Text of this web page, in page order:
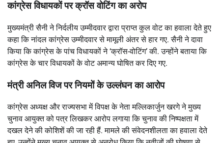
कांग्रेस विधायकों पर क्रॉस वोटिंग का अरोप
मुख्यमंत्री सैनी ने निर्दलीय उम्मीदवार द्वारा प्राप्त कुल वोट का हवाला देते हुए
कहा कि नांदल कांग्रेस उम्मीदवार से मामूली अंतर से हार गए. सैनी ने दावा
किया कि कांग्रेस के पांच विधायकों ने ‘क्रॉस-वोटिंग’ की. उन्होंने बताया कि
कांग्रेस के चार विधायकों के वोट अमान्य घोषित कर दिए गए.
मंत्री अनिल विज पर नियमों के उल्लंघन का आरोप
कांग्रेस अध्यक्ष और राज्यसभा में विपक्ष के नेता मल्लिकार्जुन खरगे ने मुख्य
चुनाव आयुक्त को पत्र लिखकर आरोप लगाया कि चुनाव की निष्पक्षता में
दखल देने की कोशिशें की जा रही हैं. मामले की संवेदनशीलता का हवाला देते